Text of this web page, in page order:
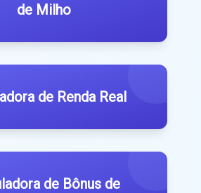
de Milho
de Renda Real
de Bônus de